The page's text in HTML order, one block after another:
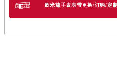
欧米茄手表表带更换/订购/定制